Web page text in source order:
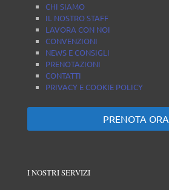
CHI SIAMO
IL NOSTRO STAFF
LAVORA CON NOI
CONVENZIONI
NEWS E CONSIGLI
PRENOTAZIONI
CONTATTI
PRIVACY E COOKIE POLICY
PRENOTA ORA
I NOSTRI SERVIZI